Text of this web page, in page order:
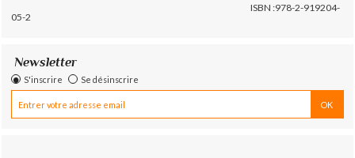
ISBN :978-2-919204-
05-2
Newsletter
S'inscrire Se désinscrire